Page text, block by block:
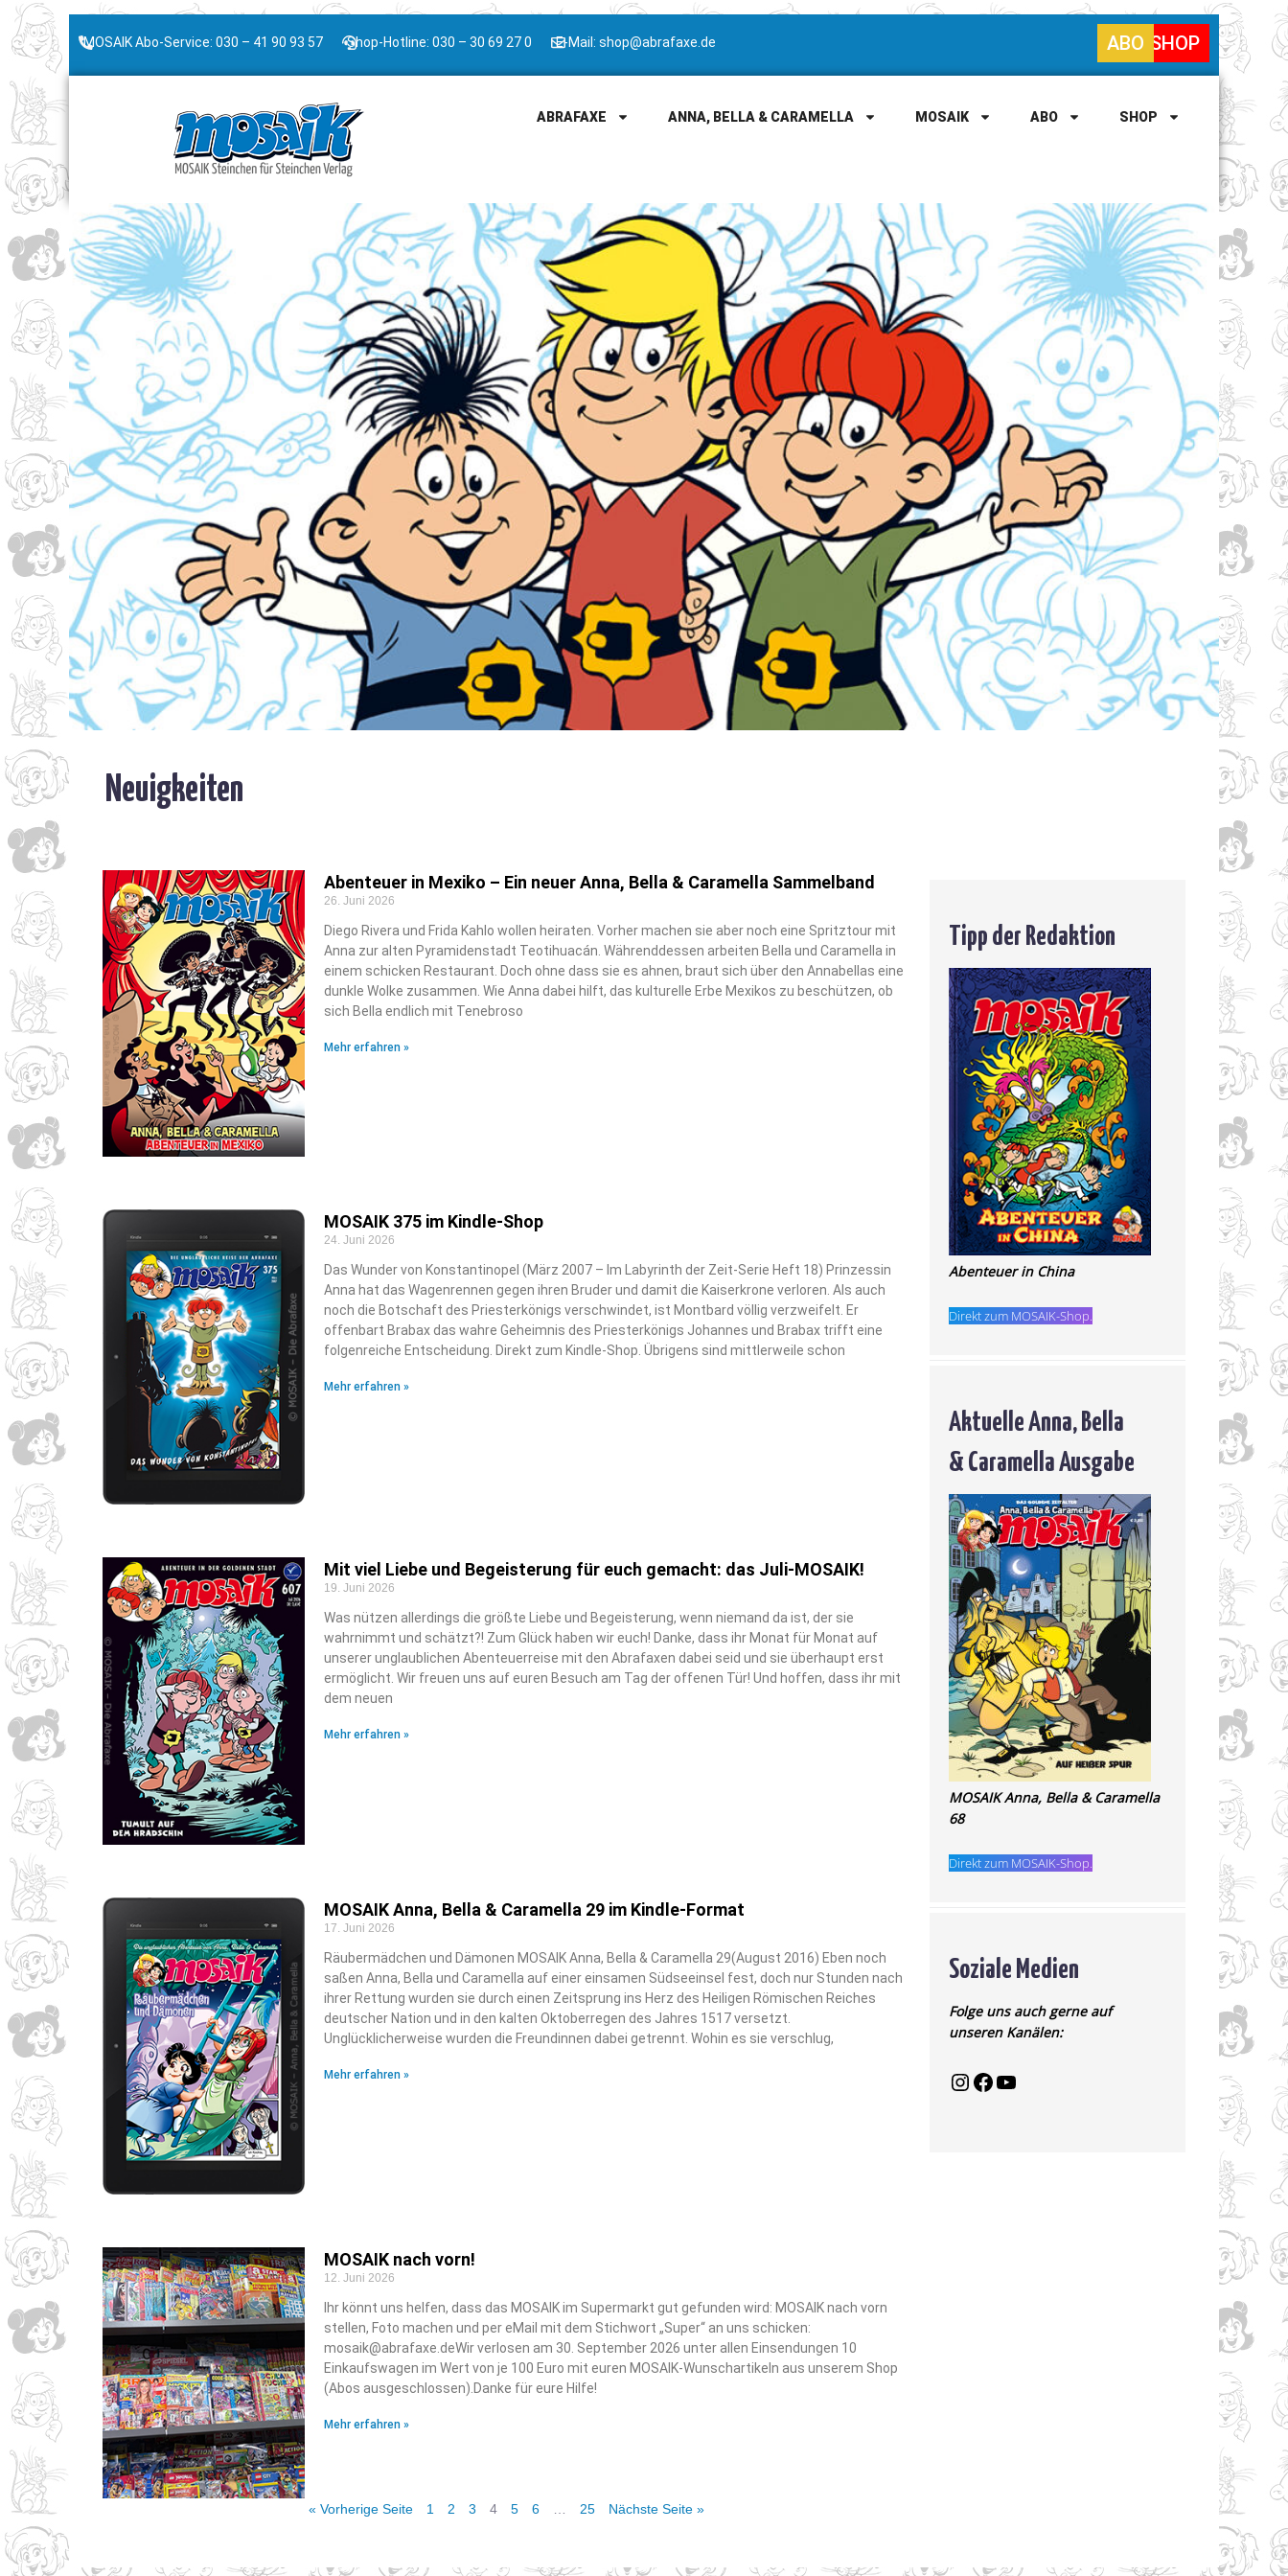
MOSAIK Abo-Service: 030 – 41 90 93 57 Shop-Hotline: 030 – 30 69 27 0 E-Mail: shop@abrafaxe.de SHOP
ABO
ABRAFAXE ANNA, BELLA & CARAMELLA MOSAIK ABO SHOP
Neuigkeiten
Abenteuer in Mexiko – Ein neuer Anna, Bella & Caramella Sammelband
26. Juni 2026
Diego Rivera und Frida Kahlo wollen heiraten. Vorher machen sie aber noch eine Spritztour mit
Anna zur alten Pyramidenstadt Teotihuacán. Währenddessen arbeiten Bella und Caramella in
einem schicken Restaurant. Doch ohne dass sie es ahnen, braut sich über den Annabellas eine
dunkle Wolke zusammen. Wie Anna dabei hilft, das kulturelle Erbe Mexikos zu beschützen, ob
sich Bella endlich mit Tenebroso
Mehr erfahren »
MOSAIK 375 im Kindle-Shop
24. Juni 2026
Das Wunder von Konstantinopel (März 2007 – Im Labyrinth der Zeit-Serie Heft 18) Prinzessin
Anna hat das Wagenrennen gegen ihren Bruder und damit die Kaiserkrone verloren. Als auch
noch die Botschaft des Priesterkönigs verschwindet, ist Montbard völlig verzweifelt. Er
offenbart Brabax das wahre Geheimnis des Priesterkönigs Johannes und Brabax trifft eine
folgenreiche Entscheidung. Direkt zum Kindle-Shop. Übrigens sind mittlerweile schon
Mehr erfahren »
Mit viel Liebe und Begeisterung für euch gemacht: das Juli-MOSAIK!
19. Juni 2026
Was nützen allerdings die größte Liebe und Begeisterung, wenn niemand da ist, der sie
wahrnimmt und schätzt?! Zum Glück haben wir euch! Danke, dass ihr Monat für Monat auf
unserer unglaublichen Abenteuerreise mit den Abrafaxen dabei seid und sie überhaupt erst
ermöglicht. Wir freuen uns auf euren Besuch am Tag der offenen Tür! Und hoffen, dass ihr mit
dem neuen
Mehr erfahren »
MOSAIK Anna, Bella & Caramella 29 im Kindle-Format
17. Juni 2026
Räubermädchen und Dämonen MOSAIK Anna, Bella & Caramella 29(August 2016) Eben noch
saßen Anna, Bella und Caramella auf einer einsamen Südseeinsel fest, doch nur Stunden nach
ihrer Rettung wurden sie durch einen Zeitsprung ins Herz des Heiligen Römischen Reiches
deutscher Nation und in den kalten Oktoberregen des Jahres 1517 versetzt.
Unglücklicherweise wurden die Freundinnen dabei getrennt. Wohin es sie verschlug,
Mehr erfahren »
MOSAIK nach vorn!
12. Juni 2026
Ihr könnt uns helfen, dass das MOSAIK im Supermarkt gut gefunden wird: MOSAIK nach vorn
stellen, Foto machen und per eMail mit dem Stichwort „Super“ an uns schicken:
mosaik@abrafaxe.deWir verlosen am 30. September 2026 unter allen Einsendungen 10
Einkaufswagen im Wert von je 100 Euro mit euren MOSAIK-Wunschartikeln aus unserem Shop
(Abos ausgeschlossen).Danke für eure Hilfe!
Mehr erfahren »
« Vorherige Seite 1 2 3 4 5 6 25 Nächste Seite »
Tipp der Redaktion
Abenteuer in China
Direkt zum MOSAIK-Shop.
Aktuelle Anna, Bella
& Caramella Ausgabe
MOSAIK Anna, Bella & Caramella
68
Direkt zum MOSAIK-Shop.
Soziale Medien
Folge uns auch gerne auf
unseren Kanälen: